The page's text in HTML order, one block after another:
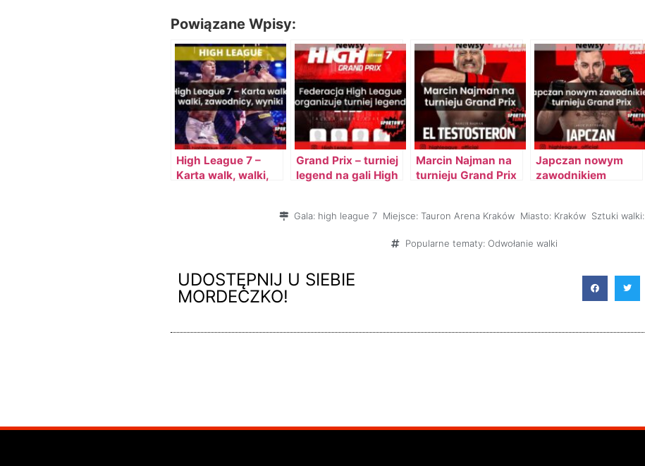
Powiązane Wpisy:
High League 7 –
Karta walk, walki,
Grand Prix – turniej
legend na gali High
Marcin Najman na
turnieju Grand Prix
Japczan nowym
zawodnikiem
Gala: high league 7 Miejsce: Tauron Arena Kraków Miasto: Kraków Sztuki walki:
Popularne tematy: Odwołanie walki
UDOSTĘPNIJ U SIEBIE
MORDECZKO!